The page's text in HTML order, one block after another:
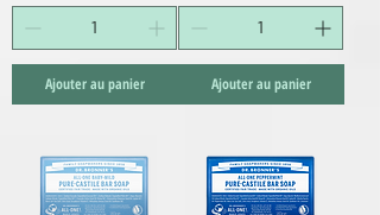
Ajouter au panier Ajouter au panier